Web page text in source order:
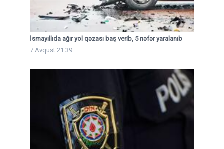
İsmayıllıda ağır yol qəzası baş verib, 5 nəfər yaralanıb
7 Avqust 21:39